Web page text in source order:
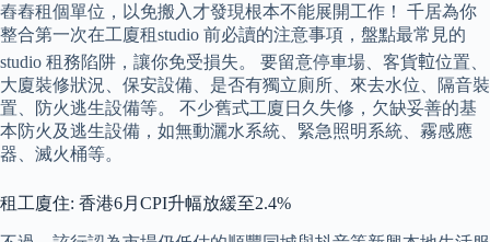
舂舂租個單位，以免搬入才發現根本不能展開工作！ 千居為你
整合第一次在工廈租studio 前必讀的注意事項，盤點最常見的
studio 租務陷阱，讓你免受損失。 要留意停車場、客貨𨋢位置、
大廈裝修狀況、保安設備、是否有獨立廁所、來去水位、隔音裝
置、防火逃生設備等。 不少舊式工廈日久失修，欠缺妥善的基
本防火及逃生設備，如無動灑水系統、緊急照明系統、霧感應
器、滅火桶等。
租工廈住: 香港6月CPI升幅放緩至2.4%